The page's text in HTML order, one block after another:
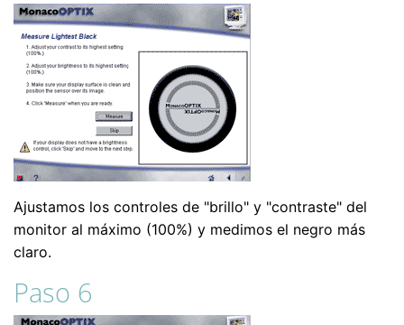
Ajustamos los controles de "brillo" y "contraste" del
monitor al máximo (100%) y medimos el negro más
claro.
Paso 6